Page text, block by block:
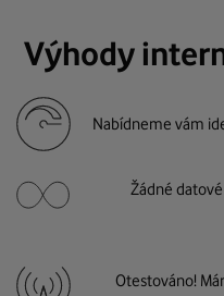
Výhody
Nabídneme vám
Žádné
Otestováno!